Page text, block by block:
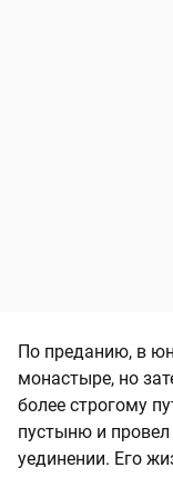
По преданию, в
монастыре, но
более строгому
пустыню и
уединении. Его